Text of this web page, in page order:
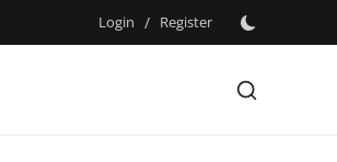
Login / Register